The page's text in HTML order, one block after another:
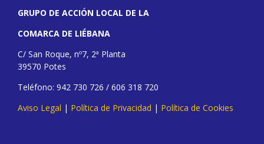
GRUPO DE ACCIÓN LOCAL DE LA
COMARCA DE LIÉBANA
C/ San Roque, nº7, 2ª Planta
39570 Potes
Teléfono: 942 730 726 / 606 318 720
Aviso Legal | Política de Privacidad | Política de Cookies